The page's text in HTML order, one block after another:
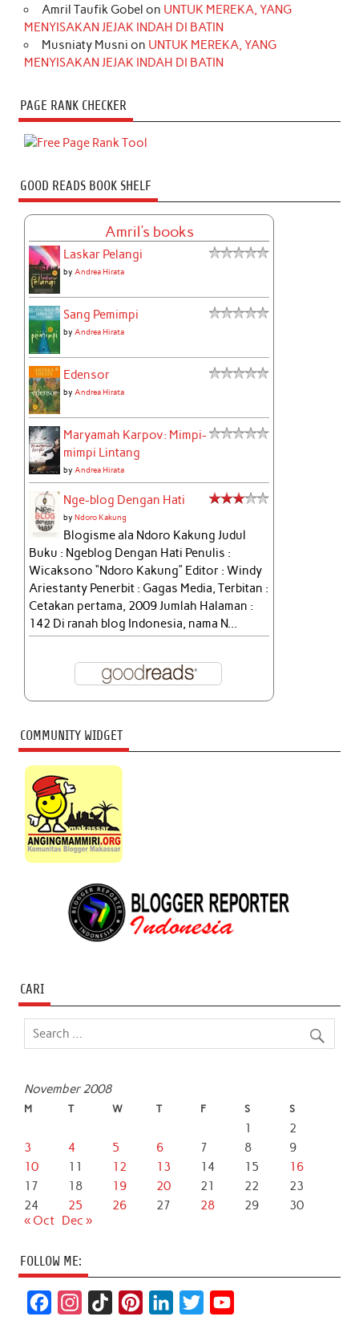
Amril Taufik Gobel on UNTUK MEREKA, YANG
MENYISAKAN JEJAK INDAH DI BATIN
Musniaty Musni on UNTUK MEREKA, YANG
MENYISAKAN JEJAK INDAH DI BATIN
PAGE RANK CHECKER
GOOD READS BOOK SHELF
Amril's books
Laskar Pelangi
byAndrea Hirata
Sang Pemimpi
byAndrea Hirata
Edensor
byAndrea Hirata
Maryamah Karpov: Mimpi-
mimpi Lintang
byAndrea Hirata
Nge-blog Dengan Hati
byNdoro Kakung
Blogisme ala Ndoro Kakung Judul
Buku : Ngeblog Dengan Hati Penulis :
Wicaksono “Ndoro Kakung” Editor : Windy
Ariestanty Penerbit : Gagas Media, Terbitan :
Cetakan pertama, 2009 Jumlah Halaman :
142 Di ranah blog Indonesia, nama N...
COMMUNITY WIDGET
CARI
November 2008
M T W T F S S
1
2
3
4 5 6 7 8
9
10
11 12 13 14 15
16
17
18 19 20 21 22
23
24
25 26 27 28 29
30
« Oct
Dec »
FOLLOW ME: